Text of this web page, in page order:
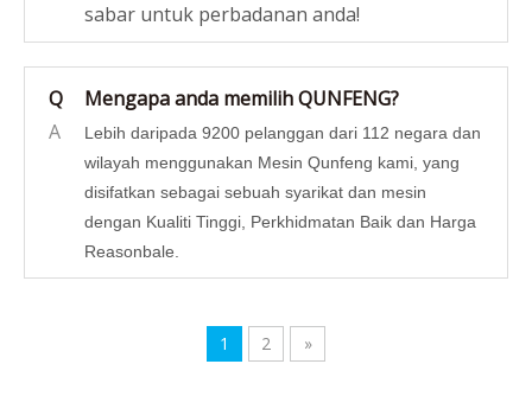
sabar untuk perbadanan anda!
Q
Mengapa anda memilih QUNFENG?
A
Lebih daripada 9200 pelanggan dari 112 negara dan
wilayah menggunakan Mesin Qunfeng kami, yang
disifatkan sebagai sebuah syarikat dan mesin
dengan Kualiti Tinggi, Perkhidmatan Baik dan Harga
Reasonbale.
1 2 »